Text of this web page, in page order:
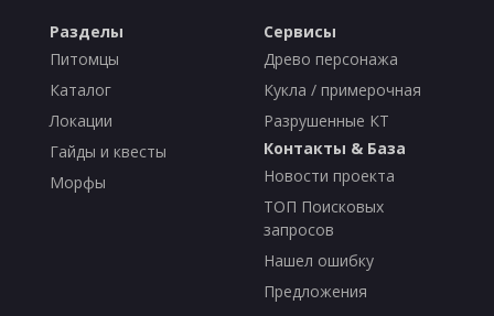
Разделы
Питомцы
Каталог
Локации
Гайды и квесты
Морфы
Сервисы
Древо персонажа
Кукла / примерочная
Разрушенные КТ
Контакты & База
Новости проекта
ТОП Поисковых
запросов
Нашел ошибку
Предложения